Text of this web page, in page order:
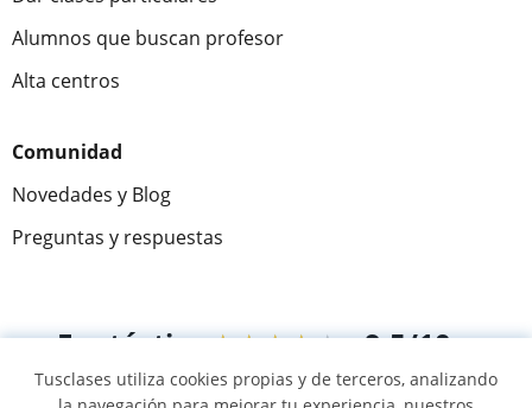
Alumnos que buscan profesor
Alta centros
Comunidad
Novedades y Blog
Preguntas y respuestas
Fantástica★★★★★ 9,5/10
305915 opiniones de alumnos
Tusclases utiliza cookies propias y de terceros, analizando